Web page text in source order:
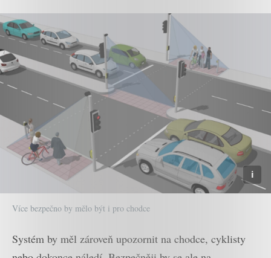
Více bezpečno by mělo být i pro chodce
Systém by měl zároveň upozornit na chodce, cyklisty